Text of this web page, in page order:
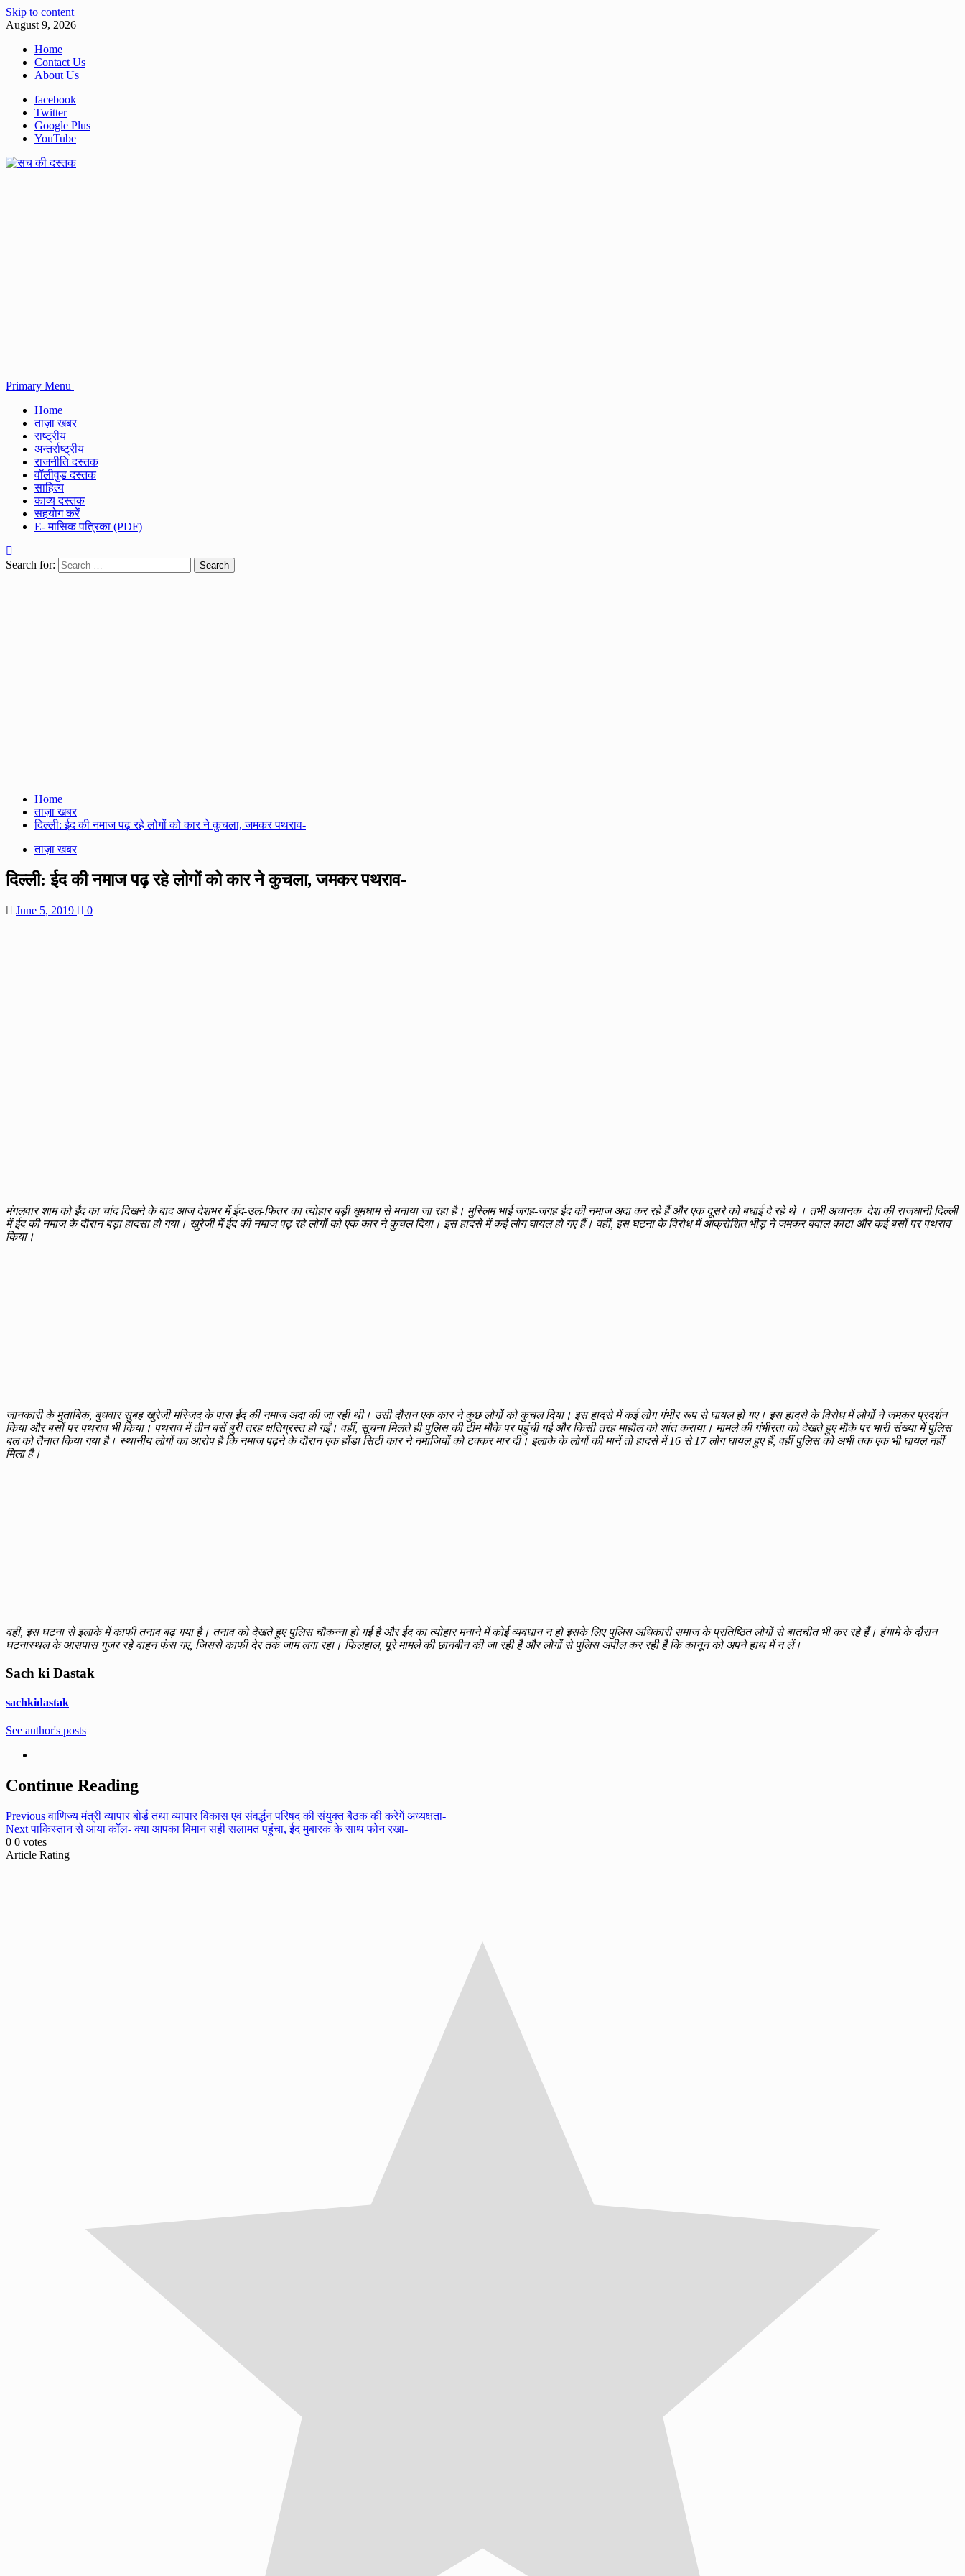
Skip to content
August 9, 2026
Home
Contact Us
About Us
facebook
Twitter
Google Plus
YouTube
Primary Menu
Home
ताज़ा खबर
राष्ट्रीय
अन्तर्राष्ट्रीय
राजनीति दस्तक
वॉलीवुड दस्तक
साहित्य
काव्य दस्तक
सहयोग करें
E- मासिक पत्रिका (PDF)
Search for:
Home
ताज़ा खबर
दिल्ली: ईद की नमाज पढ़ रहे लोगों को कार ने कुचला, जमकर पथराव-
ताज़ा खबर
दिल्ली: ईद की नमाज पढ़ रहे लोगों को कार ने कुचला, जमकर पथराव-
June 5, 2019 0
मंगलवार शाम को ईंद का चांद दिखने के बाद आज देशभर में ईद-उल-फितर का त्योहार बड़ी धूमधाम से मनाया जा रहा है। मुस्लिम भाई जगह-जगह ईद की नमाज अदा कर रहे हैं और एक दूसरे को बधाई दे रहे थे । तभी अचानक देश की राजधानी दिल्ली
में ईद की नमाज के दौरान बड़ा हादसा हो गया। खुरेजी में ईद की नमाज पढ़ रहे लोगों को एक कार ने कुचल दिया। इस हादसे में कई लोग घायल हो गए हैं। वहीं, इस घटना के विरोध में आक्रोशित भीड़ ने जमकर बवाल काटा और कई बसों पर पथराव
किया।
जानकारी के मुताबिक, बुधवार सुबह खुरेजी मस्जिद के पास ईद की नमाज अदा की जा रही थी। उसी दौरान एक कार ने कुछ लोगों को कुचल दिया। इस हादसे में कई लोग गंभीर रूप से घायल हो गए। इस हादसे के विरोध में लोगों ने जमकर प्रदर्शन
किया और बसों पर पथराव भी किया। पथराव में तीन बसें बुरी तरह क्षतिग्रस्त हो गईं। वहीं, सूचना मिलते ही पुलिस की टीम मौके पर पहुंची गई और किसी तरह माहौल को शांत कराया। मामले की गंभीरता को देखते हुए मौके पर भारी संख्या में पुलिस
बल को तैनात किया गया है। स्थानीय लोगों का आरोप है कि नमाज पढ़ने के दौरान एक होंडा सिटी कार ने नमाजियों को टक्कर मार दी। इलाके के लोगों की मानें तो हादसे में 16 से 17 लोग घायल हुए हैं, वहीं पुलिस को अभी तक एक भी घायल नहीं
मिला है।
वहीं, इस घटना से इलाके में काफी तनाव बढ़ गया है। तनाव को देखते हुए पुलिस चौकन्ना हो गई है और ईद का त्योहार मनाने में कोई व्यवधान न हो इसके लिए पुलिस अधिकारी समाज के प्रतिष्ठित लोगों से बातचीत भी कर रहे हैं। हंगामे के दौरान
घटनास्थल के आसपास गुजर रहे वाहन फंस गए, जिससे काफी देर तक जाम लगा रहा। फिलहाल, पूरे मामले की छानबीन की जा रही है और लोगोंं से पुलिस अपील कर रही है कि कानून को अपने हाथ में न लें।
Sach ki Dastak
sachkidastak
See author's posts
Continue Reading
Previousवाणिज्य मंत्री व्यापार बोर्ड तथा व्यापार विकास एवं संवर्द्धन परिषद की संयुक्त बैठक की करेगें अध्यक्षता-
Nextपाकिस्तान से आया कॉल- क्या आपका विमान सही सलामत पहुंचा, ईद मुबारक के साथ फोन रखा-
0 0 votes
Article Rating